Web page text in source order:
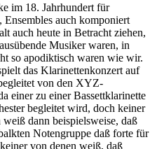
im 18. Jahrhundert für
Ensembles auch komponiert
auch heute in Betracht ziehen,
Musiker waren, in
so apodiktisch waren wie wir.
das Klarinettenkonzert auf
von den XYZ-
einer zu einer Bassettklarinette
begleitet wird, doch keiner
dann beispielsweise, daß
Notengruppe daß forte für
von denen weiß, daß